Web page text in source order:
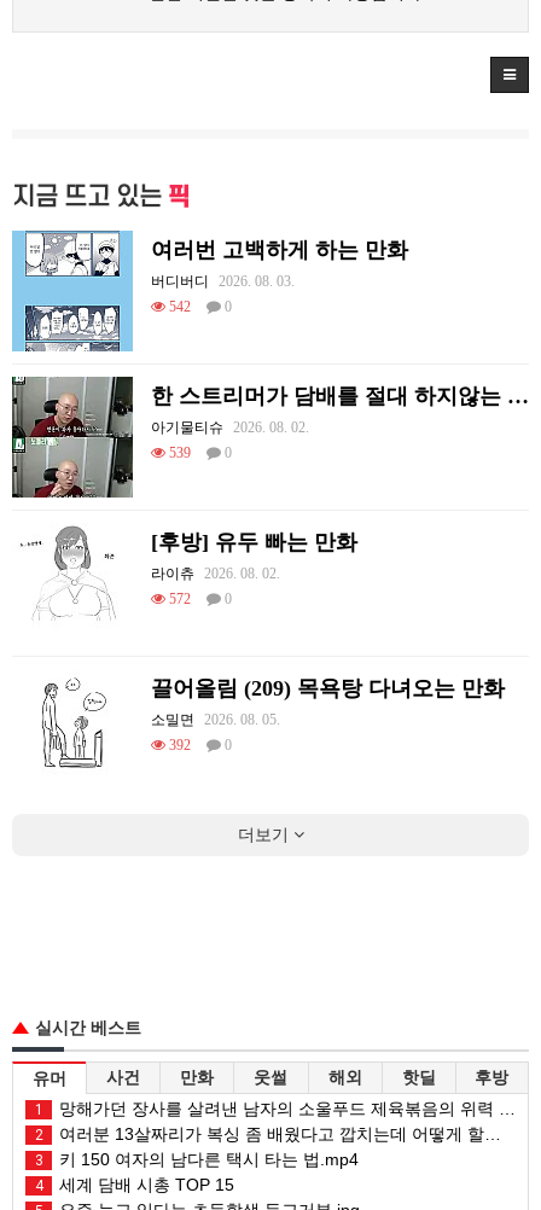
지금 뜨고 있는 픽
여러번 고백하게 하는 만화
버디버디
2026. 08. 03.
542
0
한 스트리머가 담배를 절대 하지않는 이유
아기물티슈
2026. 08. 02.
539
0
[후방] 유두 빠는 만화
라이츄
2026. 08. 02.
572
0
끌어올림 (209) 목욕탕 다녀오는 만화
소밀면
2026. 08. 05.
392
0
더보기
실시간 베스트
유머 사건 만화 웃썰 해외 핫딜 후방
1 망해가던 장사를 살려낸 남자의 소울푸드 제육볶음의 위력 ㅋㅋ
2 여러분 13살짜리가 복싱 좀 배웠다고 깝치는데 어떻게 할까요?
3 키 150 여자의 남다른 택시 타는 법.mp4
4 세계 담배 시총 TOP 15